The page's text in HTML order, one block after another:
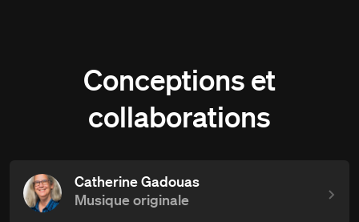
Conceptions et
collaborations
Catherine Gadouas
Musique originale